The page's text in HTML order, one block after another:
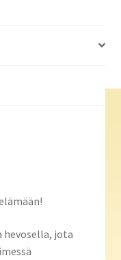
hevosella, jota